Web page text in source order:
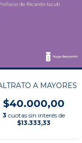
A MAYORES
$40.000,00
3 cuotas sin interés de
$13.333,33